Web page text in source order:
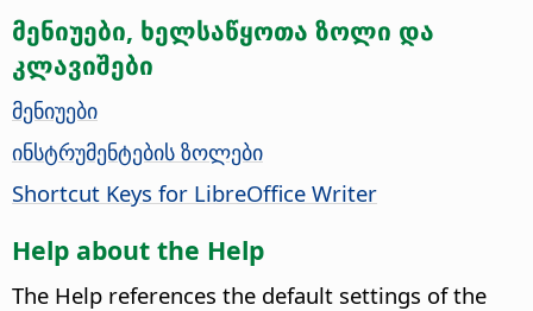
მენიუები, ხელსაწყოთა ზოლი და
კლავიშები
მენიუები
ინსტრუმენტების ზოლები
Shortcut Keys for LibreOffice Writer
Help about the Help
The Help references the default settings of the